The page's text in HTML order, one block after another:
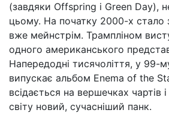
(завдяки Offspring і Green Day),
цьому. На початку 2000-х стало
вже мейнстрім. Трампліном
одного американського
Напередодні тисячоліття, у 99-
випускає альбом Enema of the
всідається на вершечках чартів
світу новий, сучасніший панк.